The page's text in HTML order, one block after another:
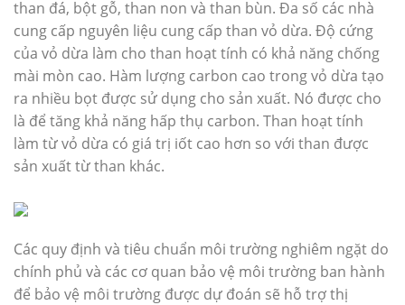
than đá, bột gỗ, than non và than bùn. Đa số các nhà
cung cấp nguyên liệu cung cấp than vỏ dừa. Độ cứng
của vỏ dừa làm cho than hoạt tính có khả năng chống
mài mòn cao. Hàm lượng carbon cao trong vỏ dừa tạo
ra nhiều bọt được sử dụng cho sản xuất. Nó được cho
là để tăng khả năng hấp thụ carbon. Than hoạt tính
làm từ vỏ dừa có giá trị iốt cao hơn so với than được
sản xuất từ than khác.
Các quy định và tiêu chuẩn môi trường nghiêm ngặt do
chính phủ và các cơ quan bảo vệ môi trường ban hành
để bảo vệ môi trường được dự đoán sẽ hỗ trợ thị